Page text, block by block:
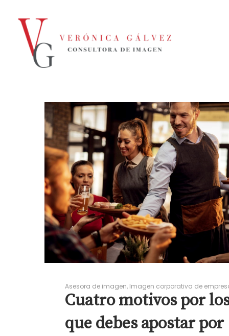
Asesora de imagen Imagen corporativa de
Cuatro motivos por
que debes apostar por